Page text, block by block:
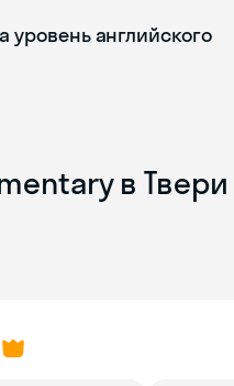
уровень английского
в